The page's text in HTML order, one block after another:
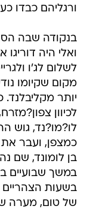
ורגליהם כבדו
בנקודה שבה
ואלי היה
לשלום לג'ו
מקום שקיומו
יותר מקליבלנד.
לכיוון
לו?מו?נד, גוש
כמצפן, ועבר
בן לומונד, שם
במשך שבועיים
בשעות הצהריים
של טום, מערה